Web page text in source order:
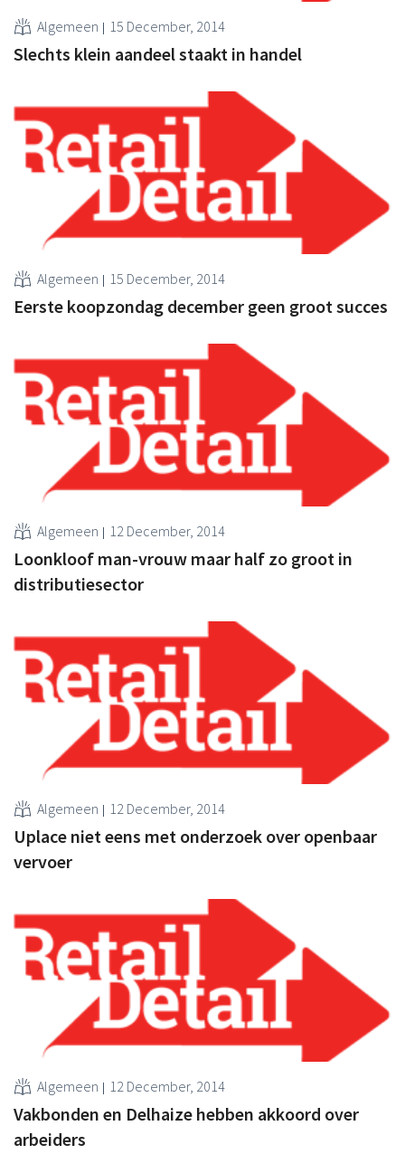
Algemeen 15 December, 2014
Slechts klein aandeel staakt in handel
Algemeen 15 December, 2014
Eerste koopzondag december geen groot succes
Algemeen 12 December, 2014
Loonkloof man-vrouw maar half zo groot in
distributiesector
Algemeen 12 December, 2014
Uplace niet eens met onderzoek over openbaar
vervoer
Algemeen 12 December, 2014
Vakbonden en Delhaize hebben akkoord over
arbeiders